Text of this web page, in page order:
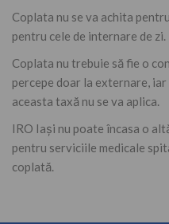
Coplata nu se va achita
pentru cele de internare de zi.
Coplata nu trebuie să fie o
percepe doar la externare,
aceasta taxă nu se va aplica.
IRO Iași nu poate încasa o
pentru serviciile medicale
coplată.